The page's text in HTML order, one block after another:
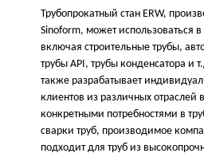
Трубопрокатный стан ERW,
Sinoform, может использоваться
включая строительные трубы,
трубы API, трубы конденсатора и
также разрабатывает
клиентов из различных отраслей
конкретными потребностями в
сварки труб, производимое
подходит для труб из